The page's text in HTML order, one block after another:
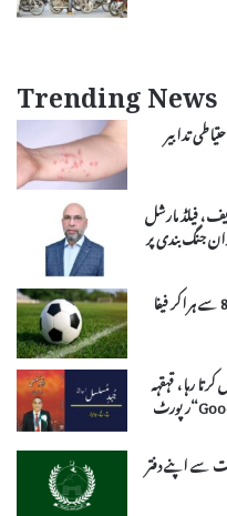
Trending News
تدابیر
فیلڈ مارشل
جنگ بندی پر
پاکستان ویمنز ٹیم کی ترکس اینڈ کیکوس آئی لینڈز کو 0-8 سے ہراکر فیفا
رہا، قہقہہ
لگایا اور کہنے لگے، شہزادوں کی طرح رہتے ہو اور ”Good“رپورٹ
سے اپنے دفتر